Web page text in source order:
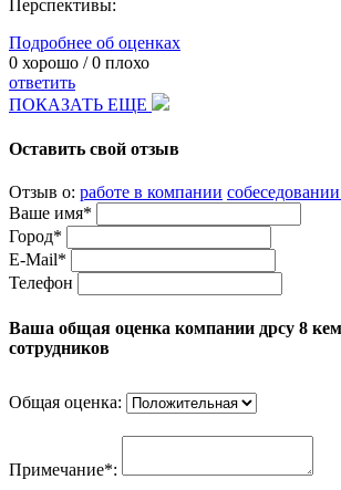
Перспективы:
Подробнее об оценках
0 хорошо /0 плохо
ответить
ПОКАЗАТЬ ЕЩЕ
Оставить свой отзыв
Отзыв о: работе в компании
Ваше имя*
Город*
E-Mail*
Телефон
Ваша общая оценка компании дрсу 8
сотрудников
Общая оценка:
Примечание*: